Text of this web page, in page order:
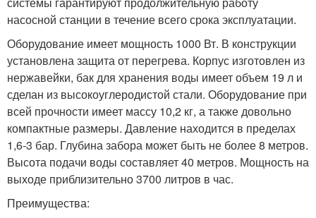
насосной станции в течение всего срока эксплуатации.
Оборудование имеет мощность 1000 Вт. В конструкции
установлена защита от перегрева. Корпус изготовлен из
нержавейки, бак для хранения воды имеет объем 19 л и
сделан из высокоуглеродистой стали. Оборудование при
всей прочности имеет массу 10,2 кг, а также довольно
компактные размеры. Давление находится в пределах
1,6-3 бар. Глубина забора может быть не более 8 метров.
Высота подачи воды составляет 40 метров. Мощность на
выходе приблизительно 3700 литров в час.
Преимущества: